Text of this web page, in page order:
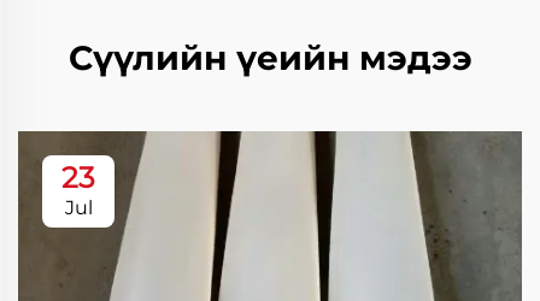
Сүүлийн үеийн мэдээ
23
Jul